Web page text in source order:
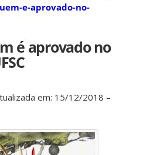
e-aprovado-no-
é aprovado no
em: 15/12/2018 –